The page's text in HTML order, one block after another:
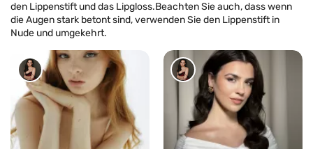
den Lippenstift und das Lipgloss.Beachten Sie auch, dass wenn
die Augen stark betont sind, verwenden Sie den Lippenstift in
Nude und umgekehrt.